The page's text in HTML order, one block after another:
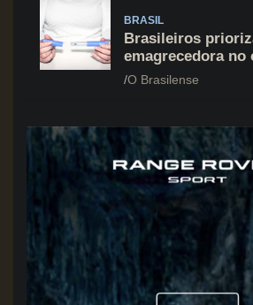
BRASIL
Brasileiros
emagrecedora no
mesmo em
O Brasilense